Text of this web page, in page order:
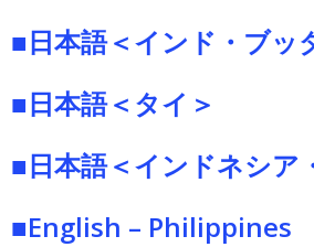
■日本語＜インド・ブッ
■日本語＜タイ＞
■日本語＜インドネシア
■English – Philippines